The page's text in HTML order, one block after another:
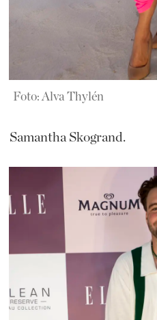
Foto: Alva Thylén
Samantha Skogrand.